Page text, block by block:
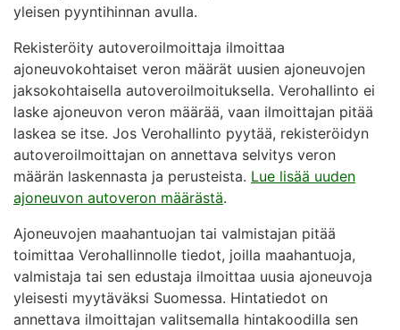
yleisen pyyntihinnan avulla.
Rekisteröity autoveroilmoittaja ilmoittaa
ajoneuvokohtaiset veron määrät uusien ajoneuvojen
jaksokohtaisella autoveroilmoituksella. Verohallinto ei
laske ajoneuvon veron määrää, vaan ilmoittajan pitää
laskea se itse. Jos Verohallinto pyytää, rekisteröidyn
autoveroilmoittajan on annettava selvitys veron
määrän laskennasta ja perusteista. Lue lisää uuden
ajoneuvon autoveron määrästä.
Ajoneuvojen maahantuojan tai valmistajan pitää
toimittaa Verohallinnolle tiedot, joilla maahantuoja,
valmistaja tai sen edustaja ilmoittaa uusia ajoneuvoja
yleisesti myytäväksi Suomessa. Hintatiedot on
annettava ilmoittajan valitsemalla hintakoodilla sen